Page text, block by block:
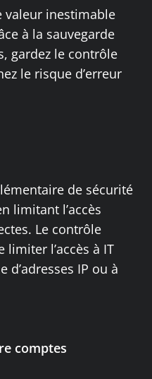
valeur inestimable
à la sauvegarde
gardez le contrôle
le risque d’erreur
de sécurité
limitant l’accès
Le contrôle
limiter l’accès à IT
d’adresses IP ou à
comptes